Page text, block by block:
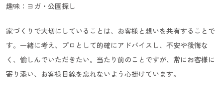
趣味：ヨガ・公園探し
家づくりで大切にしていることは、お客様と想いを共有することで
す。一緒に考え、プロとして的確にアドバイスし、不安や後悔な
く、愉しんでいただきたい。当たり前のことですが、常にお客様に
寄り添い、お客様目線を忘れないよう心掛けています。